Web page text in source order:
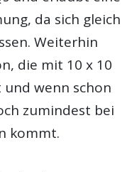
da sich gleich
Weiterhin
die mit 10 x 10
wenn schon
zumindest bei
kommt.